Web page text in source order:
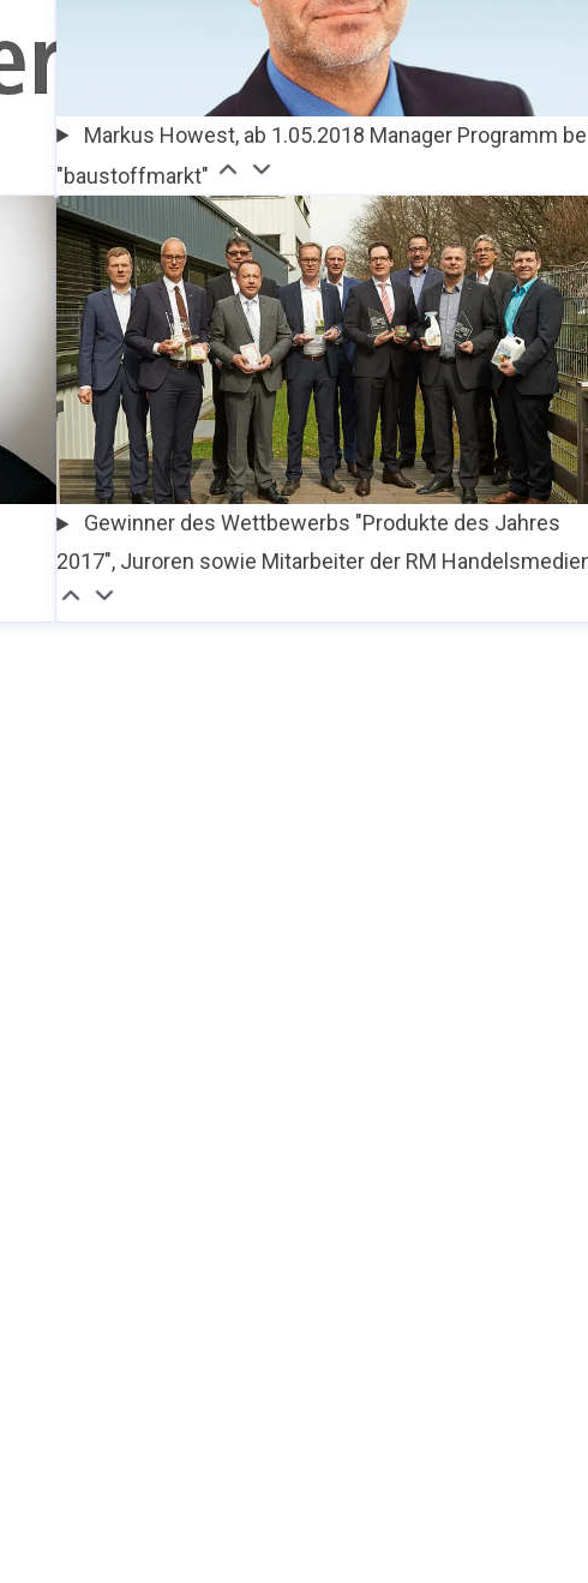
Markus Howest, ab 1.05.2018 Manager Programm
"baustoffmarkt"
Gewinner des Wettbewerbs "Produkte des Jahres
2017", Juroren sowie Mitarbeiter der RM